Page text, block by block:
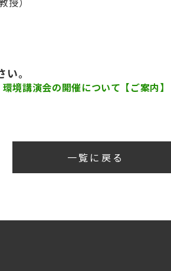
。
境講演会の開催について【ご案内】
一覧に戻る